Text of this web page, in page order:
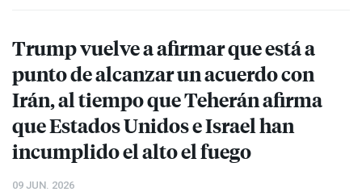
Trump vuelve a afirmar que está a
punto de alcanzar un acuerdo con
Irán, al tiempo que Teherán afirma
que Estados Unidos e Israel han
incumplido el alto el fuego
09 JUN. 2026